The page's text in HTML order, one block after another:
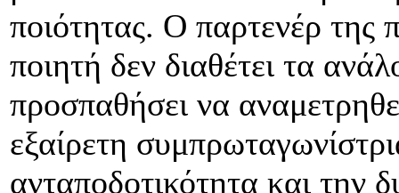
ποιότητας. Ο παρτενέρ της
ποιητή δεν διαθέτει τα
προσπαθήσει να
εξαίρετη
ανταποδοτικότητα και